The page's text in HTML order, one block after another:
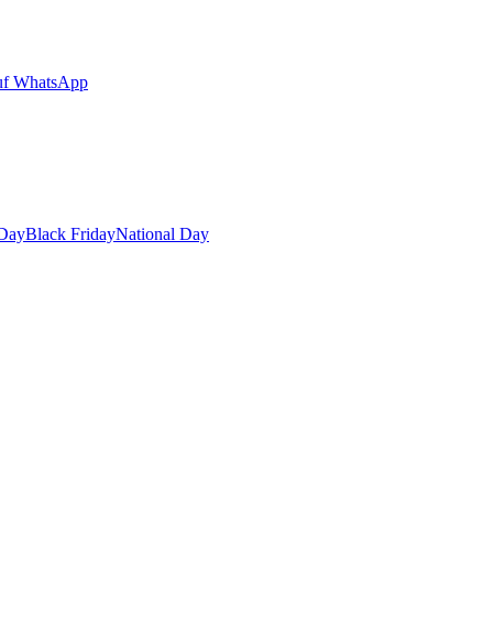
WhatsApp
Black FridayNational Day